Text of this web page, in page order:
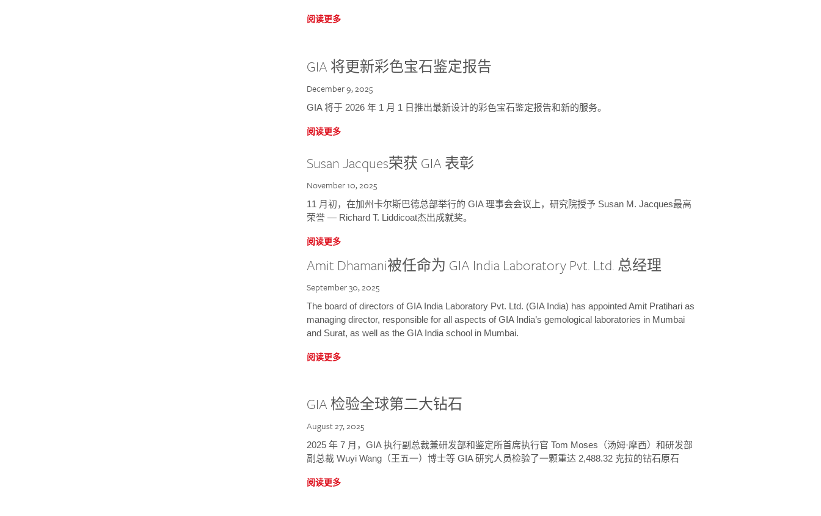
阅读更多
GIA 将更新彩色宝石鉴定报告
December 9, 2025
GIA 将于 2026 年 1 月 1 日推出最新设计的彩色宝石鉴定报告和新的服务。
阅读更多
Susan Jacques荣获 GIA 表彰
November 10, 2025
11 月初，在加州卡尔斯巴德总部举行的 GIA 理事会会议上，研究院授予 Susan M. Jacques最高
荣誉 — Richard T. Liddicoat杰出成就奖。
阅读更多
Amit Dhamani被任命为 GIA India Laboratory Pvt. Ltd. 总经理
September 30, 2025
The board of directors of GIA India Laboratory Pvt. Ltd. (GIA India) has appointed Amit Pratihari as
managing director, responsible for all aspects of GIA India’s gemological laboratories in Mumbai
and Surat, as well as the GIA India school in Mumbai.
阅读更多
GIA 检验全球第二大钻石
August 27, 2025
2025 年 7 月，GIA 执行副总裁兼研发部和鉴定所首席执行官 Tom Moses（汤姆·摩西）和研发部
副总裁 Wuyi Wang（王五一）博士等 GIA 研究人员检验了一颗重达 2,488.32 克拉的钻石原石
阅读更多